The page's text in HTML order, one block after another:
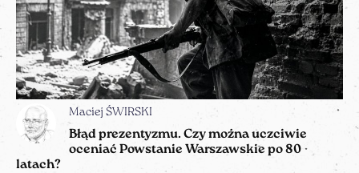
Maciej ŚWIRSKI
Błąd prezentyzmu. Czy można uczciwie
oceniać Powstanie Warszawskie po 80
latach?